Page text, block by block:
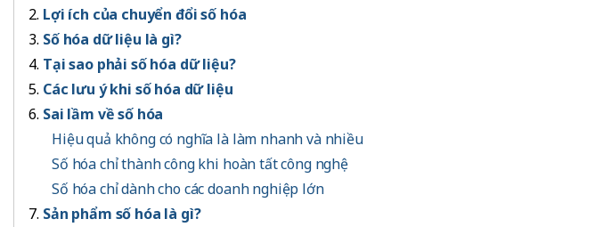
Lợi ích của chuyển đổi số hóa
Số hóa dữ liệu là gì?
Tại sao phải số hóa dữ liệu?
Các lưu ý khi số hóa dữ liệu
Sai lầm về số hóa
Hiệu quả không có nghĩa là làm nhanh và nhiều
Số hóa chỉ thành công khi hoàn tất công nghệ
Số hóa chỉ dành cho các doanh nghiệp lớn
Sản phẩm số hóa là gì?